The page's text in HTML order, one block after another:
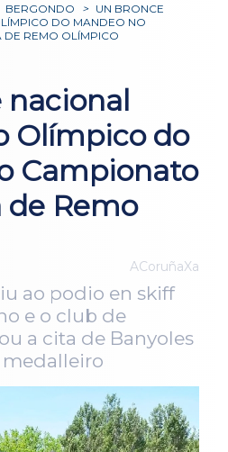
BERGONDO > UN BRONCE
DO MANDEO NO
DE REMO OLÍMPICO
nacional
Olímpico do
Campionato
de Remo
ACoruñaXa
ao podio en skiff
e o club de
a cita de Banyoles
medalleiro